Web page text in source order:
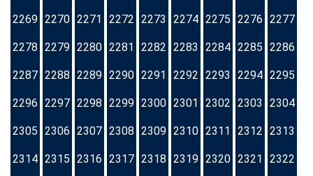
2269 2270 2271 2272 2273 2274 2275 2276 2277
2278 2279 2280 2281 2282 2283 2284 2285 2286
2287 2288 2289 2290 2291 2292 2293 2294 2295
2296 2297 2298 2299 2300 2301 2302 2303 2304
2305 2306 2307 2308 2309 2310 2311 2312 2313
2314 2315 2316 2317 2318 2319 2320 2321 2322